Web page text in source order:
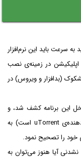
سرعت باید این نرم‌افزار
در زمینه‌ی نصب
(بدافزار و ویروس) در
داخل این برنامه کشف شد، و
(شرکتی که مالک و توسعه‌دهنده‌ی uTorrent است) به
خود را تصحیح نمود.
آیا هنوز می‌توان به